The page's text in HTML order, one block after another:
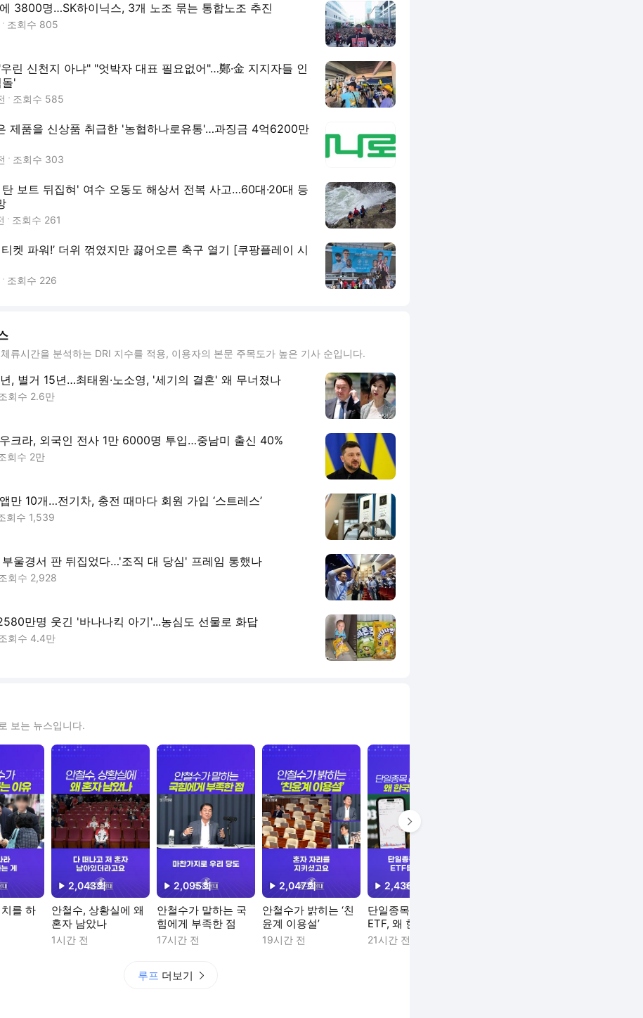
3800명…SK하이닉스, 3개 노조 묶는 통합노조 추진
조회수 805
린 신천지 아냐" "엇박자 대표 필요없어"…鄭·金 지지자들 인
'
조회수 585
제품을 신상품 취급한 '농협하나로유통'…과징금 4억6200만
조회수 303
보트 뒤집혀' 여수 오동도 해상서 전복 사고…60대·20대 등
조회수 261
티켓 파워!’ 더위 꺾였지만 끓어오른 축구 열기 [쿠팡플레이 시
조회수 226
류시간을 분석하는 DRI 지수를 적용, 이용자의 본문 주목도가 높은 기사 순입니다.
, 별거 15년…최태원·노소영, '세기의 결혼' 왜 무너졌나
회수 2.6만
크라, 외국인 전사 1만 6000명 투입…중남미 출신 40%
회수 2만
만 10개…전기차, 충전 때마다 회원 가입 ‘스트레스’
회수 1,539
부울경서 판 뒤집었다…'조직 대 당심' 프레임 통했나
회수 2,928
만명 웃긴 '바나나킥 아기'...농심도 선물로 화답
회수 4.4만
보는 뉴스입니다.
를 하
2,043회
안철수, 상황실에 왜
혼자 남았나
1시간 전
2,095회
안철수가 말하는 국
힘에게 부족한 점
17시간 전
2,047회
안철수가 밝히는 ‘친
윤계 이용설’
19시간 전
2,436
단일종목 레버리지
ETF, 왜 한국만 문제
되나
21시간 전
루프 더보기